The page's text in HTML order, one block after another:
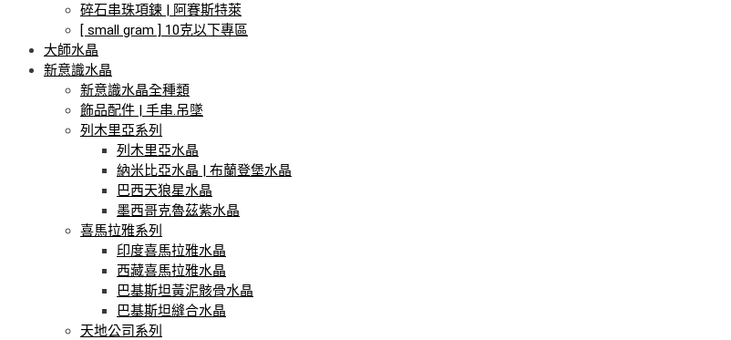
碎石串珠項鍊 | 阿賽斯特萊
[ small gram ] 10克以下專區
大師水晶
新意識水晶
新意識水晶全種類
飾品配件 | 手串.吊墜
列木里亞系列
列木里亞水晶
納米比亞水晶 | 布蘭登堡水晶
巴西天狼星水晶
墨西哥克魯茲紫水晶
喜馬拉雅系列
印度喜馬拉雅水晶
西藏喜馬拉雅水晶
巴基斯坦黃泥骸骨水晶
巴基斯坦縫合水晶
天地公司系列